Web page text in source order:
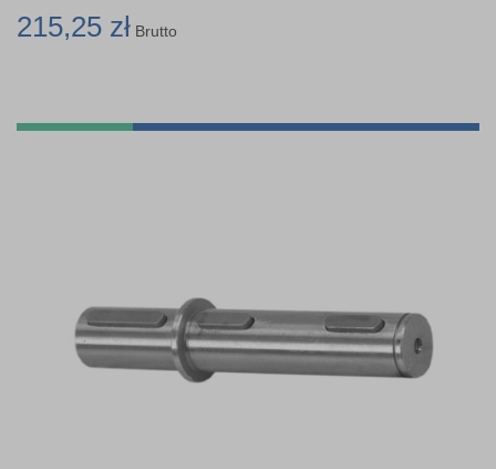
215,25 zł Brutto